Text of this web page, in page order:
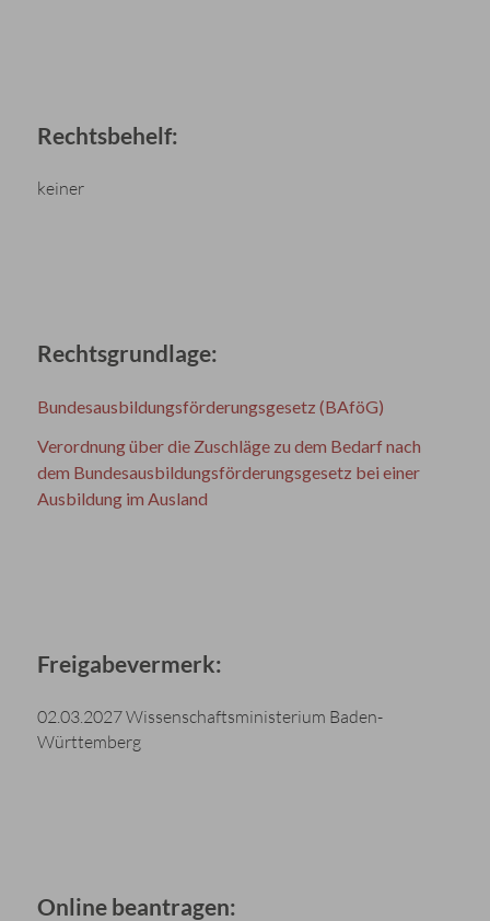
Rechtsbehelf:
keiner
Rechtsgrundlage:
Bundesausbildungsförderungsgesetz (BAföG)
Verordnung über die Zuschläge zu dem Bedarf nach
dem Bundesausbildungsförderungsgesetz bei einer
Ausbildung im Ausland
Freigabevermerk:
02.03.2027 Wissenschaftsministerium Baden-
Württemberg
Online beantragen: